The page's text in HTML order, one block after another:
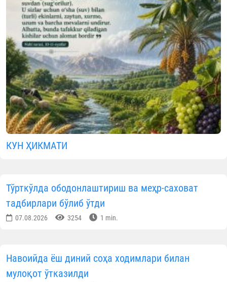
Ўзбекистон Республикаси
“Янги Ўзбекистон ёшлари —
стратегияси ижросини
мақсадида Навоий вилоятида ёш
хатиб ва имом-ноиблар
“Ёшлар билан бир кун” лойиҳаси
этилди.
Темурхон домла Атоев иштирок этиб, ёш
билан очиқ ва самимий мулоқот ўтказди.
қилинди. Хусусан: